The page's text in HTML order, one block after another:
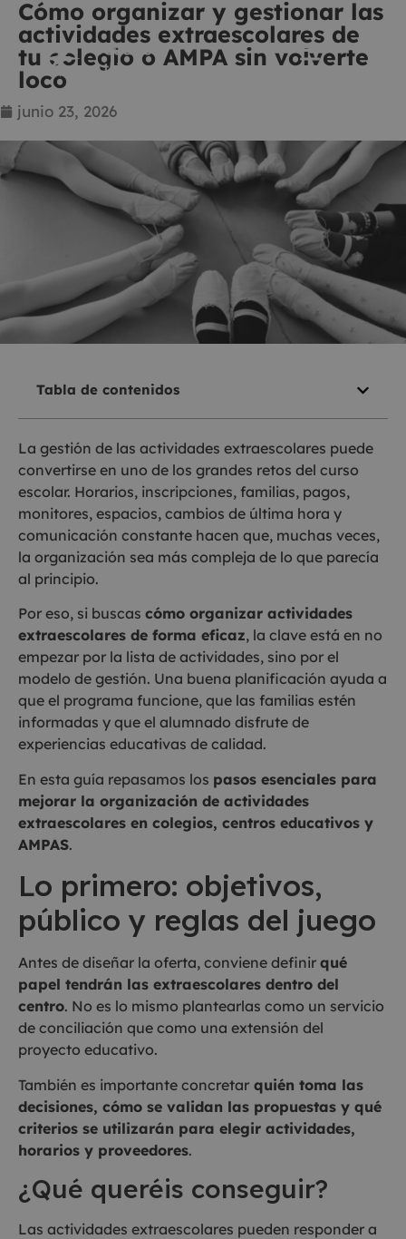
Cómo organizar y gestionar las
actividades extraescolares de
tu colegio o AMPA sin volverte
loco
junio 23, 2026
Tabla de contenidos
La gestión de las actividades extraescolares puede
convertirse en uno de los grandes retos del curso
escolar. Horarios, inscripciones, familias, pagos,
monitores, espacios, cambios de última hora y
comunicación constante hacen que, muchas veces,
la organización sea más compleja de lo que parecía
al principio.
Por eso, si buscas cómo organizar actividades
extraescolares de forma eficaz, la clave está en no
empezar por la lista de actividades, sino por el
modelo de gestión. Una buena planificación ayuda a
que el programa funcione, que las familias estén
informadas y que el alumnado disfrute de
experiencias educativas de calidad.
En esta guía repasamos los pasos esenciales para
mejorar la organización de actividades
extraescolares en colegios, centros educativos y
AMPAS.
Lo primero: objetivos,
público y reglas del juego
Antes de diseñar la oferta, conviene definir qué
papel tendrán las extraescolares dentro del
centro. No es lo mismo plantearlas como un servicio
de conciliación que como una extensión del
proyecto educativo.
También es importante concretar quién toma las
decisiones, cómo se validan las propuestas y qué
criterios se utilizarán para elegir actividades,
horarios y proveedores.
¿Qué queréis conseguir?
Las actividades extraescolares pueden responder a